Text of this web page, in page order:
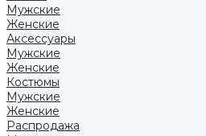
Мужские
Женские
Аксессуары
Мужские
Женские
Костюмы
Мужские
Женские
Распродажа